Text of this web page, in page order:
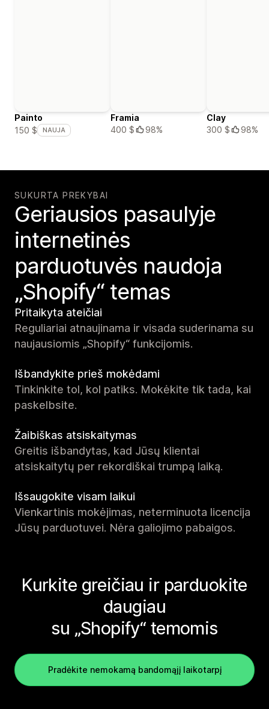
Painto
150 $
NAUJA
Framia
400 $
98%
Clay
300 $
98%
SUKURTA PREKYBAI
Geriausios pasaulyje
internetinės
parduotuvės naudoja
„Shopify“ temas
Pritaikyta ateičiai
Reguliariai atnaujinama ir visada suderinama su
naujausiomis „Shopify“ funkcijomis.
Išbandykite prieš mokėdami
Tinkinkite tol, kol patiks. Mokėkite tik tada, kai
paskelbsite.
Žaibiškas atsiskaitymas
Greitis išbandytas, kad Jūsų klientai
atsiskaitytų per rekordiškai trumpą laiką.
Išsaugokite visam laikui
Vienkartinis mokėjimas, neterminuota licencija
Jūsų parduotuvei. Nėra galiojimo pabaigos.
Kurkite greičiau ir parduokite
daugiau
su „Shopify“ temomis
Pradėkite nemokamą bandomąjį laikotarpį